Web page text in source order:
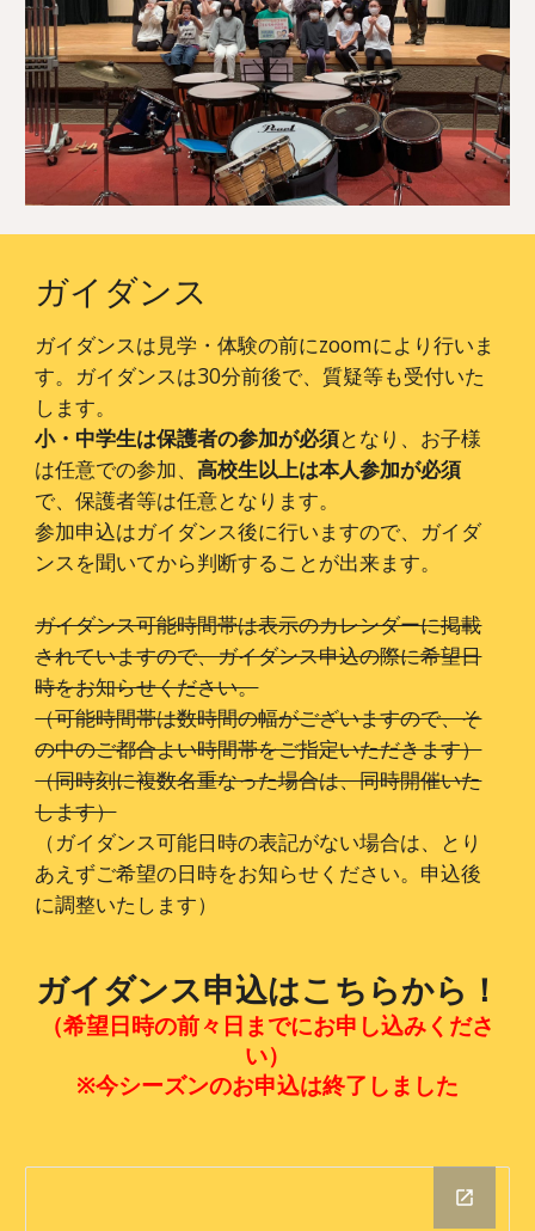
ガイダンス
ガイダンスは見学・体験の前にzoomにより行いま
す。ガイダンスは30分前後で、質疑等も受付いた
します。
小・中学生は保護者の参加が必須となり、お子様
は任意での参加、高校生以上は本人参加が必須
で、保護者等は任意となります。
参加申込はガイダンス後に行いますので、ガイダ
ンスを聞いてから判断することが出来ます。
ガイダンス可能時間帯は表示のカレンダーに掲載
されていますので、ガイダンス申込の際に希望日
時をお知らせください。
（可能時間帯は数時間の幅がございますので、そ
の中のご都合よい時間帯をご指定いただきます）
（同時刻に複数名重なった場合は、同時開催いた
します）
（ガイダンス可能日時の表記がない場合は、とり
あえずご希望の日時をお知らせください。申込後
に調整いたします）
ガイダンス申込はこちらから！
（希望日時の前々日までにお申し込みくださ
い）
※今シーズンのお申込は終了しました